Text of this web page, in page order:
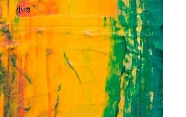
小物